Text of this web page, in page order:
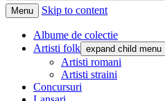
Menu Skip to content
Albume de colectie
Artisti folk expand child menu
Artisti romani
Artisti straini
Concursuri